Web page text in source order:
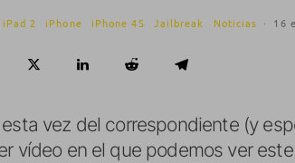
iPad 2 iPhone iPhone 4S Jailbreak Noticias · 16
vez del correspondiente (y
vídeo en el que podemos ver